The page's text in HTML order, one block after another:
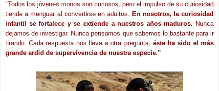
"Todos los jóvenes monos son curiosos, pero el impulso de su curiosidad
tiende a menguar al convertirse en adultos. En nosotros, la curiosidad
infantil se fortalece y se extiende a nuestros años maduros. Nunca
dejamos de investigar. Nunca pensamos que sabemos lo bastante para ir
tirando. Cada respuesta nos lleva a otra pregunta, éste ha sido el más
grande ardid de supervivencia de nuestra especie."